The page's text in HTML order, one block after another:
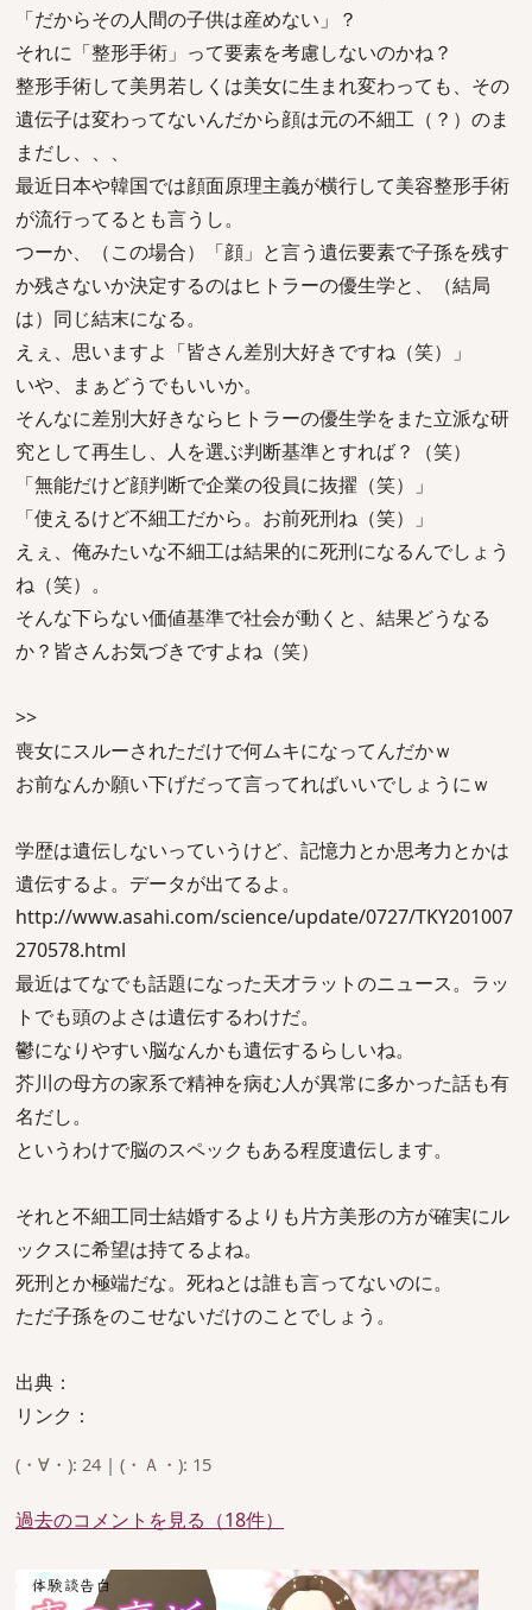
「だからその人間の子供は産めない」？
それに「整形手術」って要素を考慮しないのかね？
整形手術して美男若しくは美女に生まれ変わっても、その
遺伝子は変わってないんだから顔は元の不細工（？）のま
まだし、、、
最近日本や韓国では顔面原理主義が横行して美容整形手術
が流行ってるとも言うし。
つーか、（この場合）「顔」と言う遺伝要素で子孫を残す
か残さないか決定するのはヒトラーの優生学と、（結局
は）同じ結末になる。
えぇ、思いますよ「皆さん差別大好きですね（笑）」
いや、まぁどうでもいいか。
そんなに差別大好きならヒトラーの優生学をまた立派な研
究として再生し、人を選ぶ判断基準とすれば？（笑）
「無能だけど顔判断で企業の役員に抜擢（笑）」
「使えるけど不細工だから。お前死刑ね（笑）」
えぇ、俺みたいな不細工は結果的に死刑になるんでしょう
ね（笑）。
そんな下らない価値基準で社会が動くと、結果どうなる
か？皆さんお気づきですよね（笑）
>>
喪女にスルーされただけで何ムキになってんだかｗ
お前なんか願い下げだって言ってればいいでしょうにｗ
学歴は遺伝しないっていうけど、記憶力とか思考力とかは
遺伝するよ。データが出てるよ。
http://www.asahi.com/science/update/0727/TKY201007
270578.html
最近はてなでも話題になった天才ラットのニュース。ラッ
トでも頭のよさは遺伝するわけだ。
鬱になりやすい脳なんかも遺伝するらしいね。
芥川の母方の家系で精神を病む人が異常に多かった話も有
名だし。
というわけで脳のスペックもある程度遺伝します。
それと不細工同士結婚するよりも片方美形の方が確実にル
ックスに希望は持てるよね。
死刑とか極端だな。死ねとは誰も言ってないのに。
ただ子孫をのこせないだけのことでしょう。
出典：
リンク：
(・∀・): 24 | (・Ａ・): 15
過去のコメントを見る（18件）